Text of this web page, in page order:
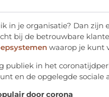
in je organisatie? Dan
bij de betrouwbare
waarop je kunt
in het
en de opgelegde sociale
door corona